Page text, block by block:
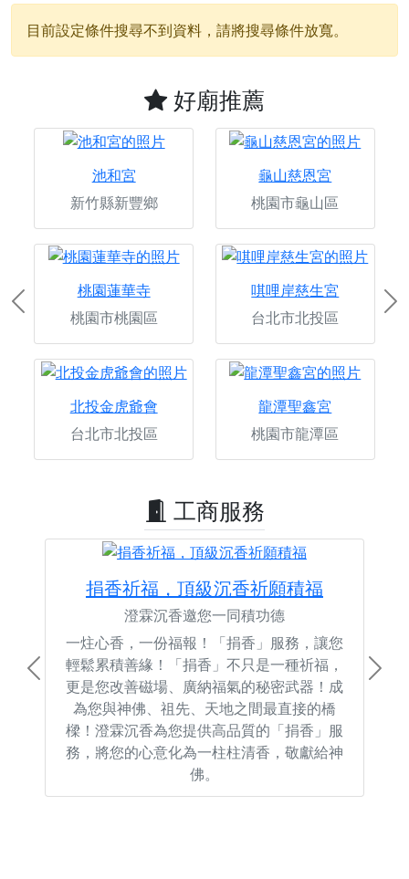
目前設定條件搜尋不到資料，請將搜尋條件放寬。
好廟推薦
池和宮
新竹縣新豐鄉
龜山慈恩宮
桃園市龜山區
桃園蓮華寺
桃園市桃園區
唭哩岸慈生宮
台北市北投區
北投金虎爺會
台北市北投區
龍潭聖鑫宮
桃園市龍潭區
Previous
工商服務
捐香祈福，頂級沉香祈願積福
澄霖沉香邀您一同積功德
一炷心香，一份福報！「捐香」服務，讓您
輕鬆累積善緣！「捐香」不只是一種祈福，
更是您改善磁場、廣納福氣的秘密武器！成
為您與神佛、祖先、天地之間最直接的橋
樑！澄霖沉香為您提供高品質的「捐香」服
務，將您的心意化為一柱柱清香，敬獻給神
佛。
Previous Next